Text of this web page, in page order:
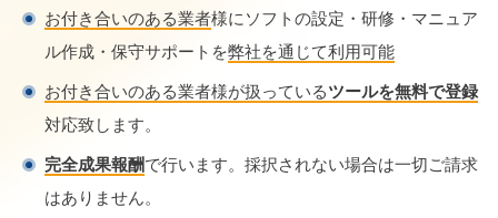
お付き合いのある業者様にソフトの設定・研修・マニュア
ル作成・保守サポートを弊社を通じて利用可能
お付き合いのある業者様が扱っているツールを無料で登録
対応致します。
完全成果報酬で行います。採択されない場合は一切ご請求
はありません。